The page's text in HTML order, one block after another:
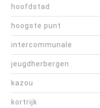
hoofdstad
hoogste punt
intercommunale
jeugdherbergen
kazou
kortrijk